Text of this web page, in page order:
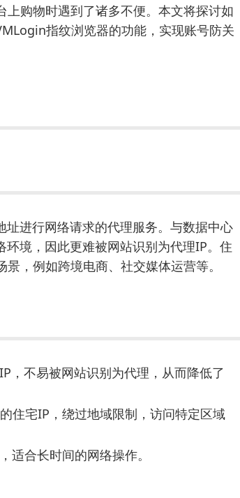
购物时遇到了诸多不便。本文将探讨如
指纹浏览器的功能，实现账号防关
进行网络请求的代理服务。与数据中心
境，因此更难被网站识别为代理IP。住
，例如跨境电商、社交媒体运营等。
，不易被网站识别为代理，从而降低了
住宅IP，绕过地域限制，访问特定区域
适合长时间的网络操作。